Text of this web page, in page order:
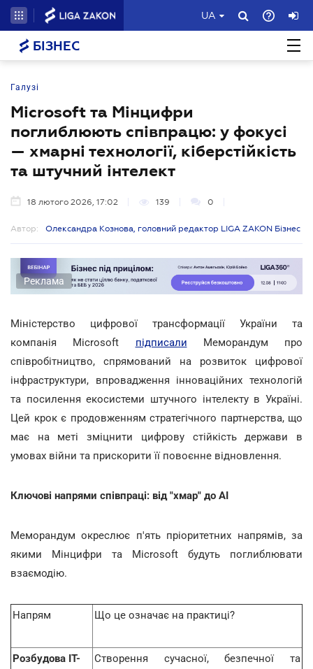
UA
БІЗНЕС
Галузі
Microsoft та Мінцифри
поглиблюють співпрацю: у фокусі
— хмарні технології, кіберстійкість
та штучний інтелект
18 лютого 2026, 17:02 139 0
Автор: Олександра Кознова, головний редактор LIGA ZAKON Бізнес
Реклама
Міністерство цифрової трансформації України та
компанія Microsoft підписали Меморандум про
співробітництво, спрямований на розвиток цифрової
інфраструктури, впровадження інноваційних технологій
та посилення екосистеми штучного інтелекту в Україні.
Цей крок є продовженням стратегічного партнерства, що
має на меті зміцнити цифрову стійкість держави в
умовах війни та прискорити її повоєнне відновлення.
Ключові напрями співпраці: від "хмар" до AI
Меморандум окреслює п'ять пріоритетних напрямів, за
якими Мінцифри та Microsoft будуть поглиблювати
взаємодію.
Напрям Що це означає на практиці?
Розбудова ІТ-
Створення сучасної, безпечної та